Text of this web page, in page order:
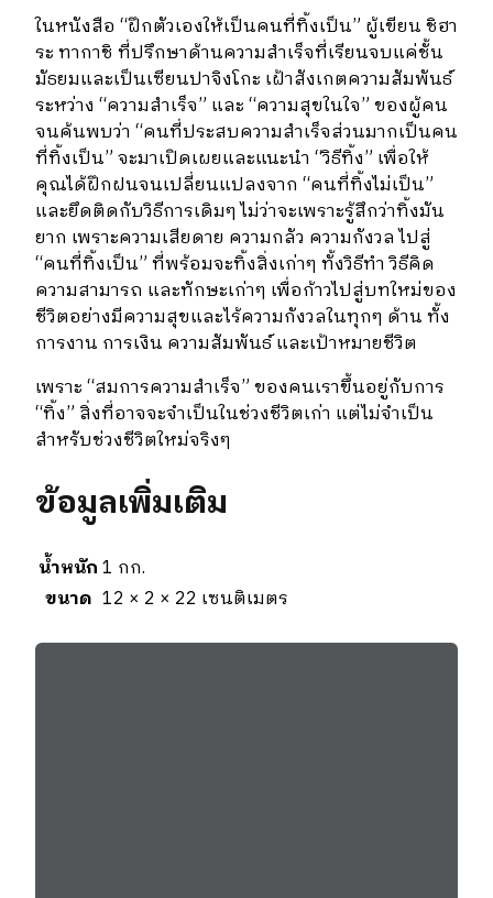
ในหนังสือ “ฝึกตัวเองให้เป็นคนที่ทิ้งเป็น” ผู้เขียน ชิฮา
ระ ทากาชิ ที่ปรึกษาด้านความสำเร็จที่เรียนจบแค่ชั้น
มัธยมและเป็นเซียนปาจิงโกะ เฝ้าสังเกตความสัมพันธ์
ระหว่าง “ความสำเร็จ” และ“ความสุขในใจ”ของผู้คน
จนค้นพบว่า “คนที่ประสบความสำเร็จส่วนมากเป็นคน
ที่ทิ้งเป็น”จะมาเปิดเผยและแนะนำ “วิธีทิ้ง” เพื่อให้
คุณได้ฝึกฝนจนเปลี่ยนแปลงจาก “คนที่ทิ้งไม่เป็น”
และยึดติดกับวิธีการเดิมๆ ไม่ว่าจะเพราะรู้สึกว่าทิ้งมัน
ยาก เพราะความเสียดาย ความกลัว ความกังวล ไปสู่
“คนที่ทิ้งเป็น”ที่พร้อมจะทิ้งสิ่งเก่าๆ ทั้งวิธีทำ วิธีคิด
ความสามารถ และทักษะเก่าๆ เพื่อก้าวไปสู่บทใหม่ของ
ชีวิตอย่างมีความสุขและไร้ความกังวลในทุกๆ ด้าน ทั้ง
การงาน การเงิน ความสัมพันธ์ และเป้าหมายชีวิต
เพราะ“สมการความสำเร็จ”ของคนเราขึ้นอยู่กับการ
“ทิ้ง” สิ่งที่อาจจะจำเป็นในช่วงชีวิตเก่า แต่ไม่จำเป็น
สำหรับช่วงชีวิตใหม่จริงๆ
ข้อมูลเพิ่มเติม
น้ำหนัก1 กก.
ขนาด 12 × 2 × 22 เซนติเมตร